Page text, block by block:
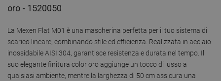
oro - 1520050
La Mexen Flat M01 è una mascherina perfetta per il tuo sistema di
scarico lineare, combinando stile ed efficienza. Realizzata in acciaio
inossidabile AISI 304, garantisce resistenza e durata nel tempo. Il
suo elegante finitura color oro aggiunge un tocco di lusso a
qualsiasi ambiente, mentre la larghezza di 50 cm assicura una